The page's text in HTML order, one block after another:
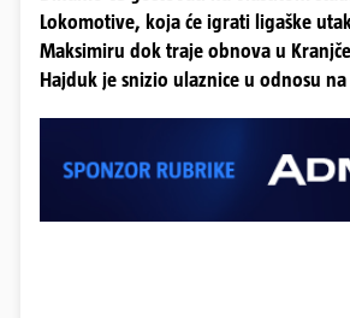
Lokomotive, koja će igrati ligaške
Maksimiru dok traje obnova u
Hajduk je snizio ulaznice u odnosu